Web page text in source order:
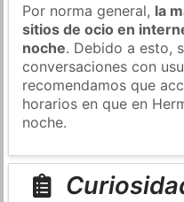
Por norma general, la
sitios de ocio en
noche. Debido a esto,
conversaciones con
recomendamos que
horarios en que en
noche.